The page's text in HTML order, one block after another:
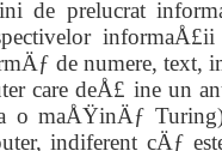
de prelucrat
de numere, text,
care deÅ£ ine un
o maÅŸinÄƒ
indiferent cÄƒ